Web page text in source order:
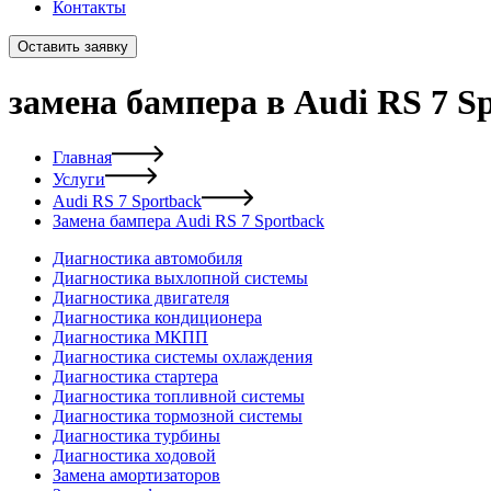
Контакты
Оставить заявку
замена бампера в Audi RS 7
Главная
Услуги
Audi RS 7 Sportback
Замена бампера Audi RS 7 Sportback
Диагностика автомобиля
Диагностика выхлопной системы
Диагностика двигателя
Диагностика кондиционера
Диагностика МКПП
Диагностика системы охлаждения
Диагностика стартера
Диагностика топливной системы
Диагностика тормозной системы
Диагностика турбины
Диагностика ходовой
Замена амортизаторов